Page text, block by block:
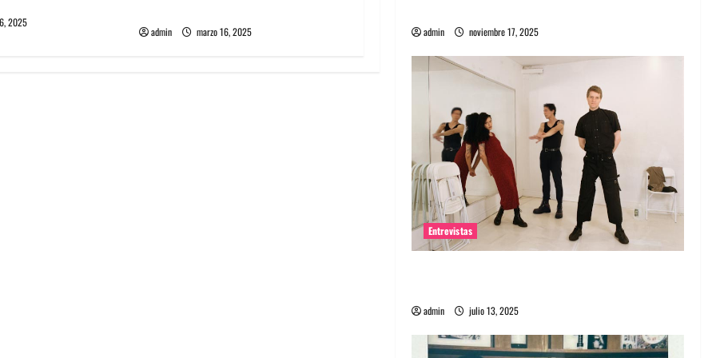
2025
admin marzo 16, 2025 admin noviembre 17, 2025
Entrevistas
admin julio 13, 2025